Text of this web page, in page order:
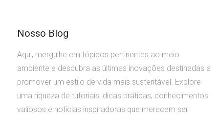
Nosso Blog
Aqui, mergulhe em tópicos pertinentes ao meio
ambiente e descubra as últimas inovações destinadas a
promover um estilo de vida mais sustentável. Explore
uma riqueza de tutoriais, dicas práticas, conhecimentos
valiosos e notícias inspiradoras que merecem ser